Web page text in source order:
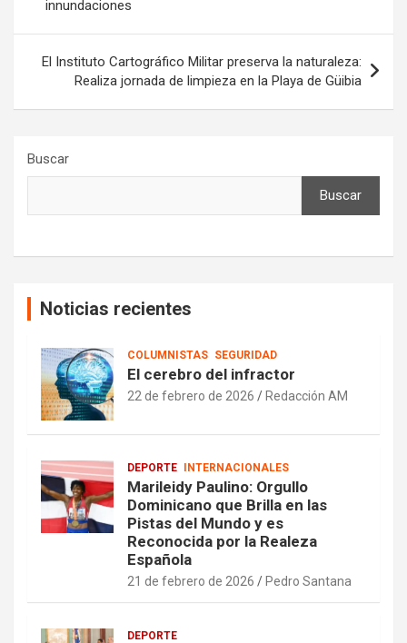
entradas
innundaciones
El Instituto Cartográfico Militar preserva la naturaleza:
Realiza jornada de limpieza en la Playa de Güibia
Buscar
Buscar
Noticias recientes
COLUMNISTAS SEGURIDAD
El cerebro del infractor
22 de febrero de 2026 Redacción AM
DEPORTE INTERNACIONALES
Marileidy Paulino: Orgullo
Dominicano que Brilla en las
Pistas del Mundo y es
Reconocida por la Realeza
Española
21 de febrero de 2026 Pedro Santana
DEPORTE